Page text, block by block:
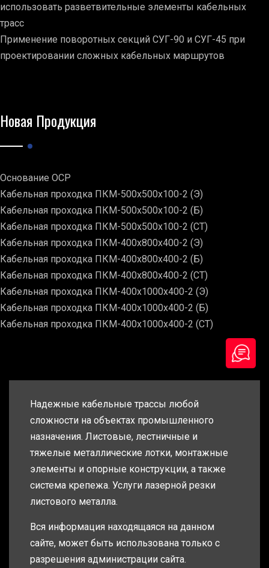
использовать разветвительные элементы кабельных
трасс
Применение поворотных секций СУГ-90 и СУГ-45 при
проектировании сложных кабельных маршрутов
Новая Продукция
Основание ОСР
Кабельная проходка ПКМ-500х500х100-2 (Э)
Кабельная проходка ПКМ-500х500х100-2 (Б)
Кабельная проходка ПКМ-500х500х100-2 (СТ)
Кабельная проходка ПКМ-400х800х400-2 (Э)
Кабельная проходка ПКМ-400х800х400-2 (Б)
Кабельная проходка ПКМ-400х800х400-2 (СТ)
Кабельная проходка ПКМ-400х1000х400-2 (Э)
Кабельная проходка ПКМ-400х1000х400-2 (Б)
Кабельная проходка ПКМ-400х1000х400-2 (СТ)
Надежные кабельные трассы любой
сложности на объектах промышленного
назначения. Листовые, лестничные и
тяжелые металлические лотки, монтажные
элементы и опорные конструкции, а также
система крепежа. Услуги лазерной резки
листового металла.
Вся информация находящаяся на данном
сайте, может быть использована только с
разрешения администрации сайта.